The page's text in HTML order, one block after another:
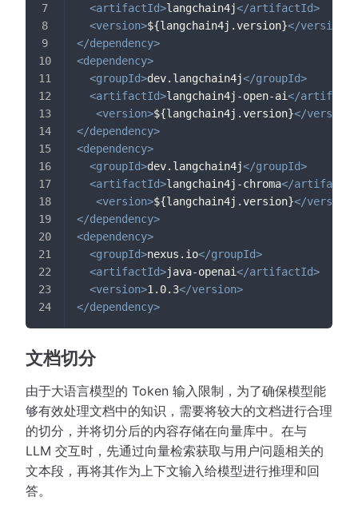
<artifactId>langchain4j</artifactId>
<version>${langchain4j.version}</version
</dependency>
<dependency>
<groupId>dev.langchain4j</groupId>
<artifactId>langchain4j-open-ai</
<version>${langchain4j.version}</version
</dependency>
<dependency>
<groupId>dev.langchain4j</groupId>
<artifactId>langchain4j-chroma</artifactId
<version>${langchain4j.version}</version
</dependency>
<dependency>
<groupId>nexus.io</groupId>
<artifactId>java-openai</artifactId>
<version>1.0.3</version>
</dependency>
文档切分
由于大语言模型的 Token 输入限制，为了确保模型能
够有效处理文档中的知识，需要将较大的文档进行合理
的切分，并将切分后的内容存储在向量库中。在与
LLM 交互时，先通过向量检索获取与用户问题相关的
文本段，再将其作为上下文输入给模型进行推理和回
答。